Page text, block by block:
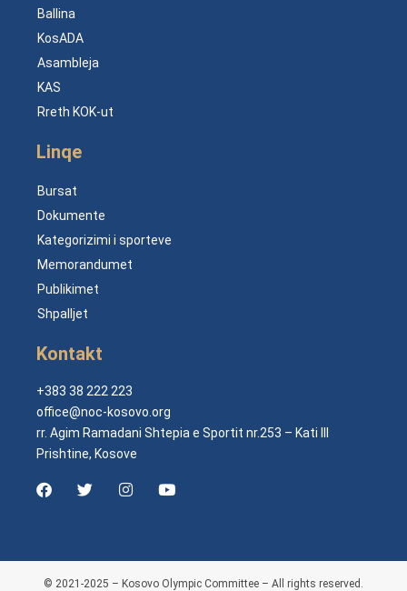
Ballina
KosADA
Asambleja
KAS
Rreth KOK-ut
Linqe
Bursat
Dokumente
Kategorizimi i sporteve
Memorandumet
Publikimet
Shpalljet
Kontakt
+383 38 222 223
office@noc-kosovo.org
rr. Agim Ramadani Shtepia e Sportit nr.253 – Kati III
Prishtine, Kosove
© 2021-2025 – Kosovo Olympic Committee – All rights reserved.